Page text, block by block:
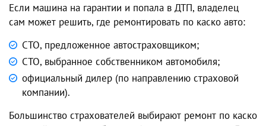
Если машина на гарантии и попала в ДТП, владелец
сам может решить, где ремонтировать по каско авто:
СТО, предложенное автостраховщиком;
СТО, выбранное собственником автомобиля;
официальный дилер (по направлению страховой
компании).
Большинство страхователей выбирают ремонт по каско